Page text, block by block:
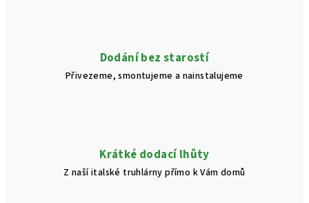
Dodání bez starostí
Přivezeme, smontujeme a nainstalujeme
Krátké dodací lhůty
Z naší italské truhlárny přímo k Vám domů